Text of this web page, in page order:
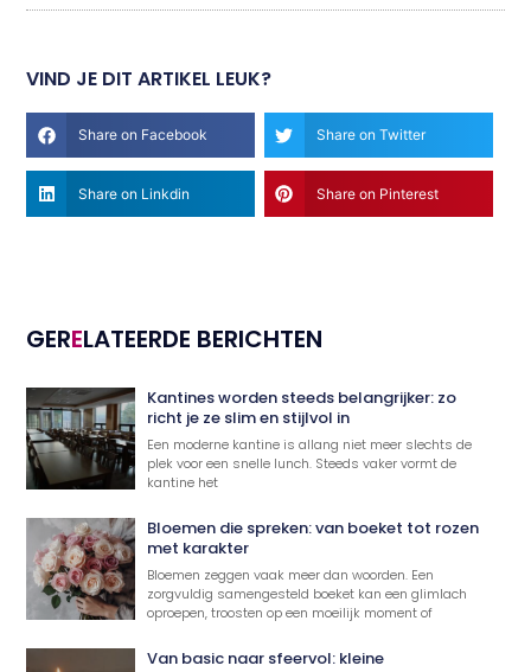
VIND JE DIT ARTIKEL LEUK?
Share on Facebook Share on Twitter
Share on Linkdin Share on Pinterest
GERELATEERDE BERICHTEN
Kantines worden steeds belangrijker: zo
richt je ze slim en stijlvol in
Een moderne kantine is allang niet meer slechts de
plek voor een snelle lunch. Steeds vaker vormt de
kantine het
Bloemen die spreken: van boeket tot rozen
met karakter
Bloemen zeggen vaak meer dan woorden. Een
zorgvuldig samengesteld boeket kan een glimlach
oproepen, troosten op een moeilijk moment of
Van basic naar sfeervol: kleine